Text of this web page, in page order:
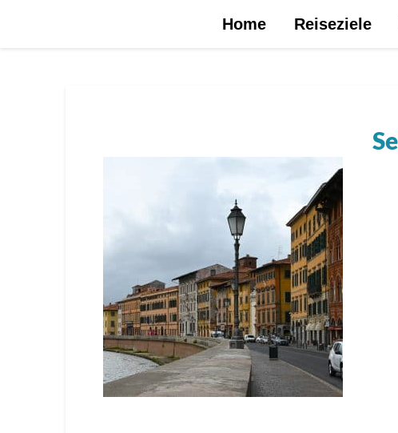
Urlaubsreise.blog – dein Reiseblog …
Home Reiseziele